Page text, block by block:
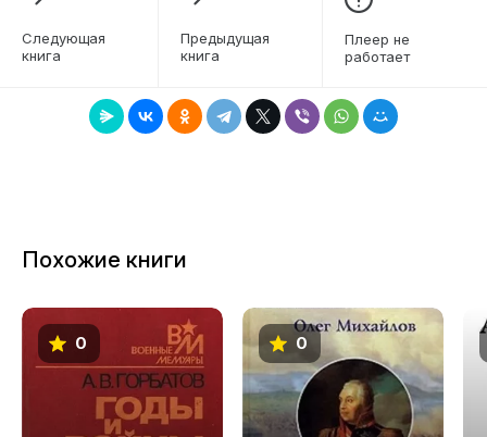
7
Следующая
книга
Предыдущая
книга
Плеер не
работает
Похожие книги
0 0